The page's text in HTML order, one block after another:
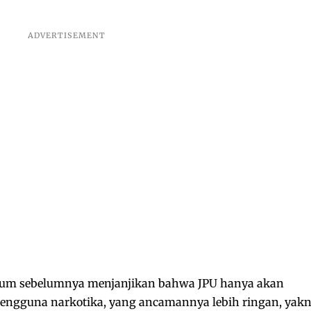
sebelumnya menjanjikan bahwa JPU hanya akan
narkotika, yang ancamannya lebih ringan,